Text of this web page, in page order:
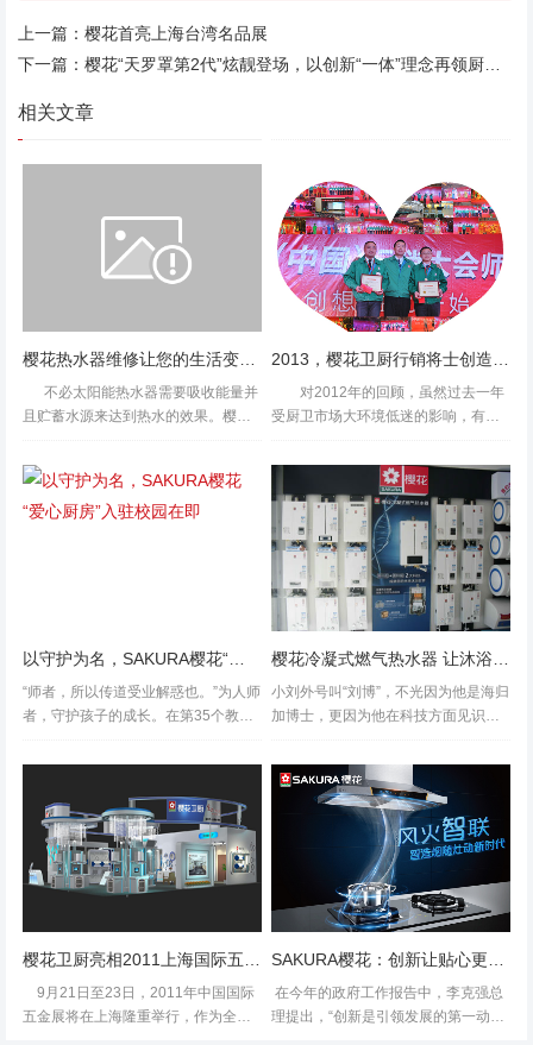
上一篇： 樱花首亮上海台湾名品展
下一篇： 樱花“天罗罩第2代”炫靓登场，以创新“一体”理念再领厨房潮流
相关文章
不必太阳能热水器需要吸收能量并
且贮蓄水源来达到热水的效果。樱花
与燃气热水器，因为这类热水器见效
(也就是出热水的效率非常快)往往打开
就可以使用。这类热水器...
对2012年的回顾，虽然过去一年
受厨卫市场大环境低迷的影响，有艰
工对公司都充满了希望，2013，将是
“师者，所以传道受业解惑也。”为人师
者，守护孩子的成长。在第35个教师
护”为名，精心为连云港市灌云县学校
樱花全系厨房电器产品，为...
小刘外号叫“刘博”，不光因为他是海归
加博士，更因为他在科技方面见识广
科技听‘刘博’”。前几天，...
9月21日至23日，2011年中国国际
五金展将在上海隆重举行，作为全球
在今年的政府工作报告中，李克强总
理提出，“创新是引领发展的第一动